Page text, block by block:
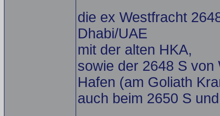
die ex Westfracht
Dhabi/UAE
mit der alten HKA,
sowie der 2648 S von
Hafen (am Goliath
auch beim 2650 S